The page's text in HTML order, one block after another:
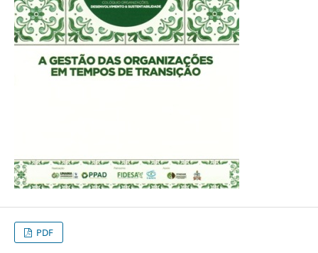
PDF